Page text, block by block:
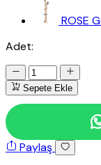
ROSE
Adet:
Sepete Ekle
Paylaş